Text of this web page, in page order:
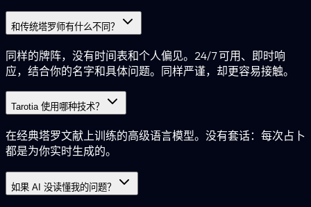
和传统塔罗师有什么不同？
同样的牌阵，没有时间表和个人偏见。24/7 可用、即时响
应，结合你的名字和具体问题。同样严谨，却更容易接触。
Tarotia 使用哪种技术？
在经典塔罗文献上训练的高级语言模型。没有套话：每次占卜
都是为你实时生成的。
如果 AI 没读懂我的问题？